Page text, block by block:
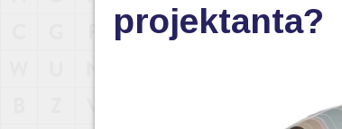
projektanta?